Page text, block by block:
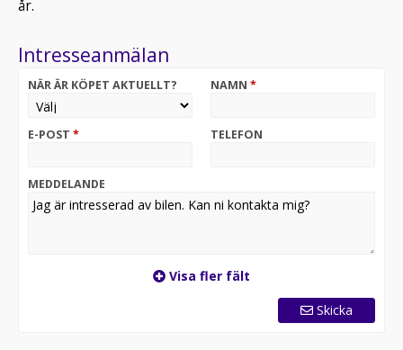
år.
Intresseanmälan
NÄR ÄR KÖPET AKTUELLT? NAMN *
E-POST * TELEFON
MEDDELANDE
Visa fler fält
Skicka